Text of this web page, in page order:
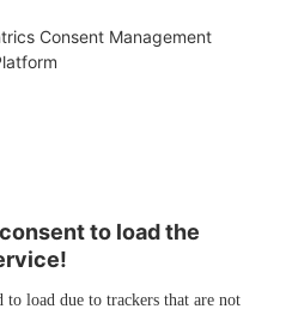
Consent Management
to load the
load due to trackers that are not